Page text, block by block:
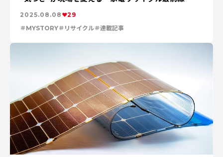
2025.08.08
29
MYSTORY
リサイクル 連載記事